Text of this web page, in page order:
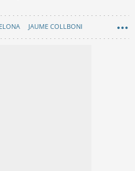
JAUME COLLBONI